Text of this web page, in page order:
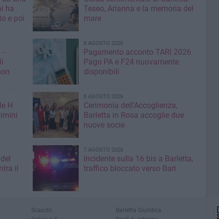
ha
Teseo, Arianna e la memoria del
mare
-
8 AGOSTO 2026
Pagamento acconto TARI 2026
Pago PA e F24 nuovamente
disponibili
H
8 AGOSTO 2026
Cerimonia dell'Accoglienza,
Barletta in Rosa accoglie due
nuove socie
il
7 AGOSTO 2026
Incidente sulla 16 bis a Barletta,
traffico bloccato verso Bari
Scacchi
Barletta Giuridica